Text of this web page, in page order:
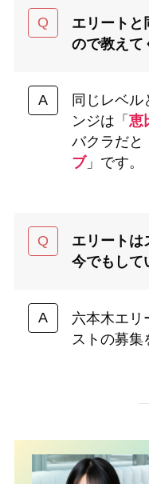
エリートと
ので教えて
同じレベル
ンジは「 恵
バクラだと
ブ」です。
エリートは
今でもして
六本木エリ
ストの募集